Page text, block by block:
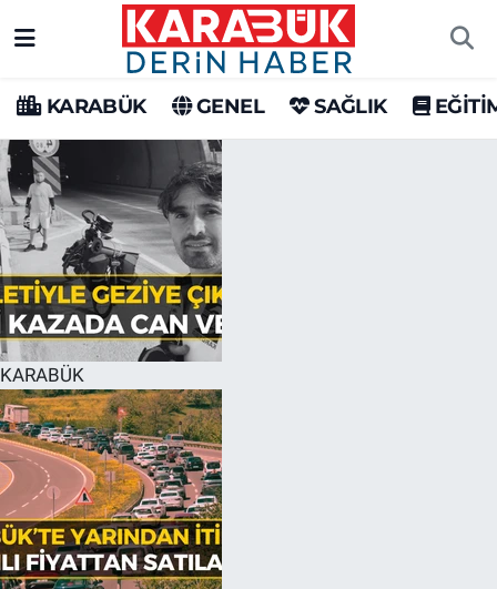
KARABÜK GENEL SAĞLIK
KARABÜK
Karabük Hava Durumu
Karabük Trafik Yoğunluk Haritası
Süper Lig Puan Durumu ve Fikstür
Tüm Manşetler
Son Dakika Haberleri
Haber Arşivi